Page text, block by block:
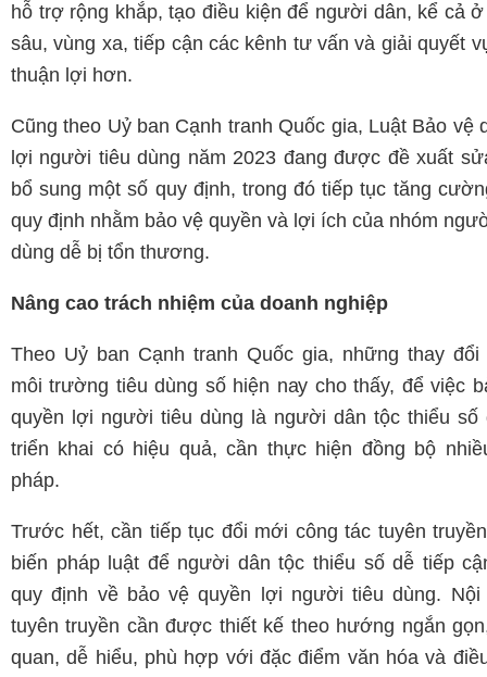
hỗ trợ rộng khắp, tạo điều kiện để người dân, kể cả
sâu, vùng xa, tiếp cận các kênh tư vấn và giải quyết
thuận lợi hơn.
Cũng theo Uỷ ban Cạnh tranh Quốc gia, Luật Bảo vệ
lợi người tiêu dùng năm 2023 đang được đề xuất
bổ sung một số quy định, trong đó tiếp tục tăng
quy định nhằm bảo vệ quyền và lợi ích của nhóm
dùng dễ bị tổn thương.
Nâng cao trách nhiệm của doanh nghiệp
Theo Uỷ ban Cạnh tranh Quốc gia, những thay đổi
môi trường tiêu dùng số hiện nay cho thấy, để việc
quyền lợi người tiêu dùng là người dân tộc thiểu số
triển khai có hiệu quả, cần thực hiện đồng bộ
pháp.
Trước hết, cần tiếp tục đổi mới công tác tuyên
biến pháp luật để người dân tộc thiểu số dễ tiếp
quy định về bảo vệ quyền lợi người tiêu dùng. Nội
tuyên truyền cần được thiết kế theo hướng ngắn
quan, dễ hiểu, phù hợp với đặc điểm văn hóa và